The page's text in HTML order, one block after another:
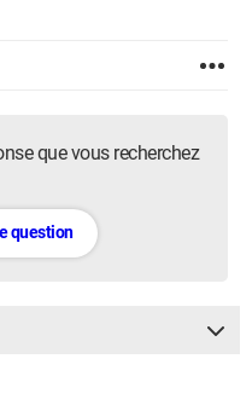
que vous recherchez
question